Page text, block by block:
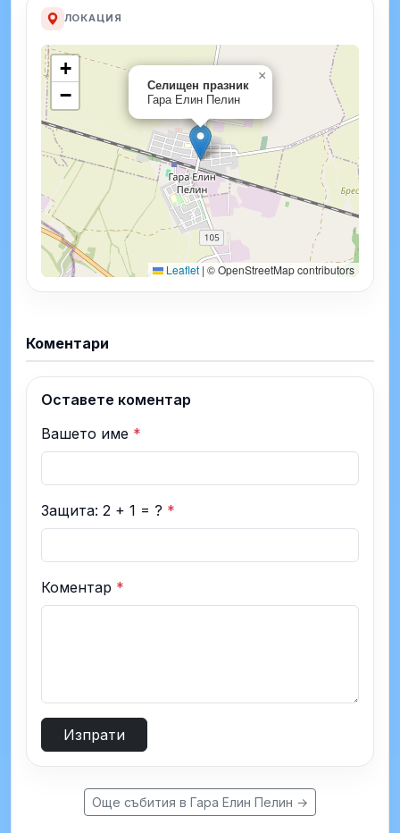
ЛОКАЦИЯ
Селищен празник
Гара Елин Пелин
×
+
−
Leaflet | © OpenStreetMap contributors
Коментари
Оставете коментар
Вашето име *
Защита: 2 + 1 = ? *
Коментар *
Изпрати
Още събития в Гара Елин Пелин →